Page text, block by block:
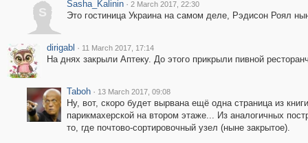
S
Sasha_Kalinin · 2 March 2017, 22:30
Это гостиница Украина на самом деле, Рэдисон Роял
dirigabl · 11 March 2017, 17:14
На днях закрыли Аптеку. До этого прикрыли пивной
Taboh · 13 March 2017, 09:08
Ну, вот, скоро будет вырвана ещё одна страница из
парикмахерской на втором этаже... Из аналогичных
то, где почтово-сортировочный узел (ныне закрытое).